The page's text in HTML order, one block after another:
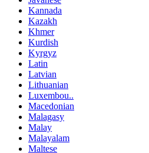
Kannada
Kazakh
Khmer
Kurdish
Kyrgyz
Latin
Latvian
Lithuanian
Luxembou..
Macedonian
Malagasy
Malay
Malayalam
Maltese